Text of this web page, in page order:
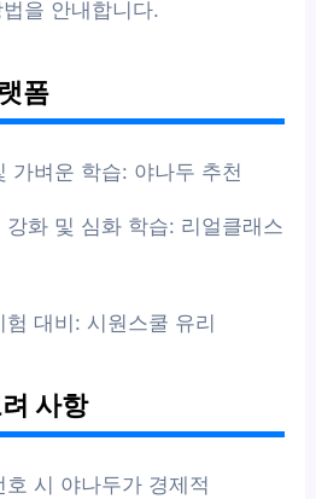
을 안내합니다.
폼
가벼운 학습: 야나두 추천
강화 및 심화 학습: 리얼클래스
험 대비: 시원스쿨 유리
사항
호 시 야나두가 경제적